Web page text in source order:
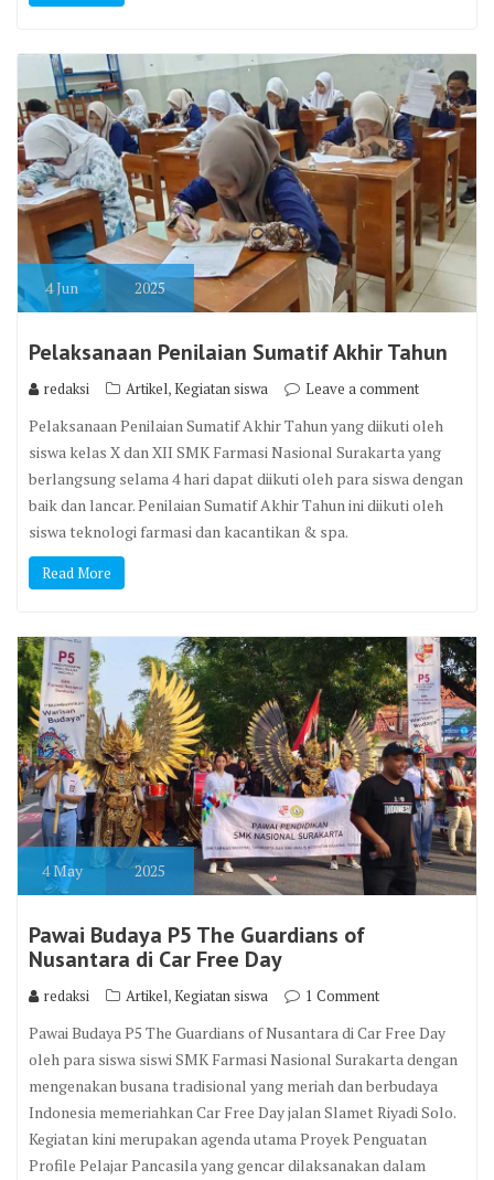
4Jun 2025
Pelaksanaan Penilaian Sumatif Akhir Tahun
redaksi Artikel,Kegiatan siswa Leave a comment
Pelaksanaan Penilaian Sumatif Akhir Tahun yang diikuti oleh
siswa kelas X dan XII SMK Farmasi Nasional Surakarta yang
berlangsung selama 4 hari dapat diikuti oleh para siswa dengan
baik dan lancar. Penilaian Sumatif Akhir Tahun ini diikuti oleh
siswa teknologi farmasi dan kacantikan & spa.
Read More
4May 2025
Pawai Budaya P5 The Guardians of
Nusantara di Car Free Day
redaksi Artikel,Kegiatan siswa 1 Comment
Pawai Budaya P5 The Guardians of Nusantara di Car Free Day
oleh para siswa siswi SMK Farmasi Nasional Surakarta dengan
mengenakan busana tradisional yang meriah dan berbudaya
Indonesia memeriahkan Car Free Day jalan Slamet Riyadi Solo.
Kegiatan kini merupakan agenda utama Proyek Penguatan
Profile Pelajar Pancasila yang gencar dilaksanakan dalam